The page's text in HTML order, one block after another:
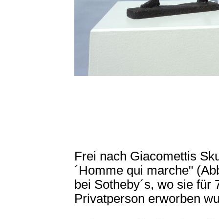
Frei nach Giacomettis
´Homme qui marche"
bei Sotheby´s, wo sie
Privatperson erworben